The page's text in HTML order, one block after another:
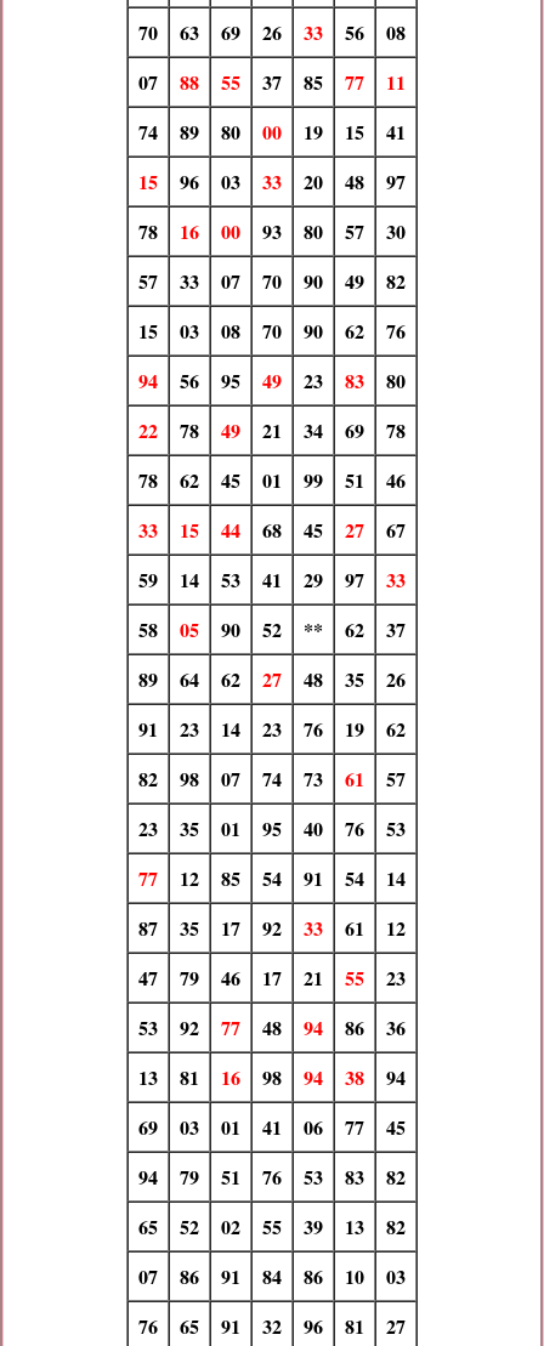
70 63 69 26 33 56
08
07
88 55 37 85 77
11
74
89 80 00 19 15
41
15
96 03 33 20 48
97
78
16 00 93 80 57
30
57
33 07 70 90 49
82
15
03 08 70 90 62
76
94
56 95 49 23 83
80
22
78 49 21 34 69
78
78
62 45 01 99 51
46
33
15 44 68 45 27
67
59
14 53 41 29 97
33
58
05 90 52 ** 62
37
89
64 62 27 48 35
26
91
23 14 23 76 19
62
82
98 07 74 73 61
57
23
35 01 95 40 76
53
77
12 85 54 91 54
14
87
35 17 92 33 61
12
47
79 46 17 21 55
23
53
92 77 48 94 86
36
13
81 16 98 94 38
94
69
03 01 41 06 77
45
94
79 51 76 53 83
82
65
52 02 55 39 13
82
07
86 91 84 86 10
03
76
65 91 32 96 81
27